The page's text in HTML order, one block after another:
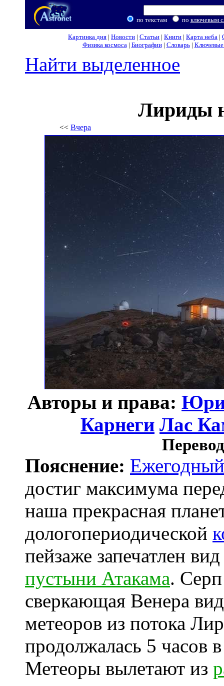
по текстам по ключевым
Картинка дня | Новости | Статьи | Книги | Карта неба |
Физика космоса| Биографии| Словарь| Ключевые
Найти выделенное
Лириды
<< Вчера
Авторы и права:
Карнеги Лас
Пояснение: Ежегодный
достиг максимума
наша прекрасная
дологопериодической
пейзаже запечатлен
пустыни Атакама.
сверкающая Венера
метеоров из потока
продолжалась 5 часов
Метеоры вылетают из